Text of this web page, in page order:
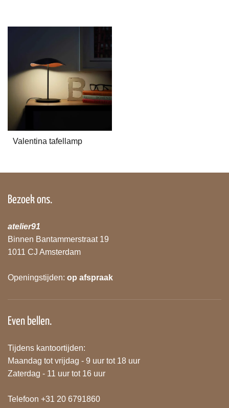
Valentina tafellamp
Bezoek ons.
atelier91
Binnen Bantammerstraat 19
1011 CJ Amsterdam
Openingstijden: op afspraak
Even bellen.
Tijdens kantoortijden:
Maandag tot vrijdag - 9 uur tot 18 uur
Zaterdag - 11 uur tot 16 uur
Telefoon +31 20 6791860